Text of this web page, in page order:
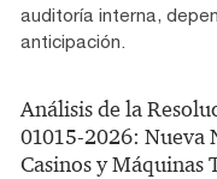
auditoría interna,
anticipación.
Análisis de la
01015-2026: Nueva
Casinos y Máquinas